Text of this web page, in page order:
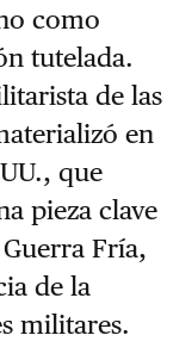
como
tutelada.
de las
en
que
pieza clave
Fría,
de la
militares.